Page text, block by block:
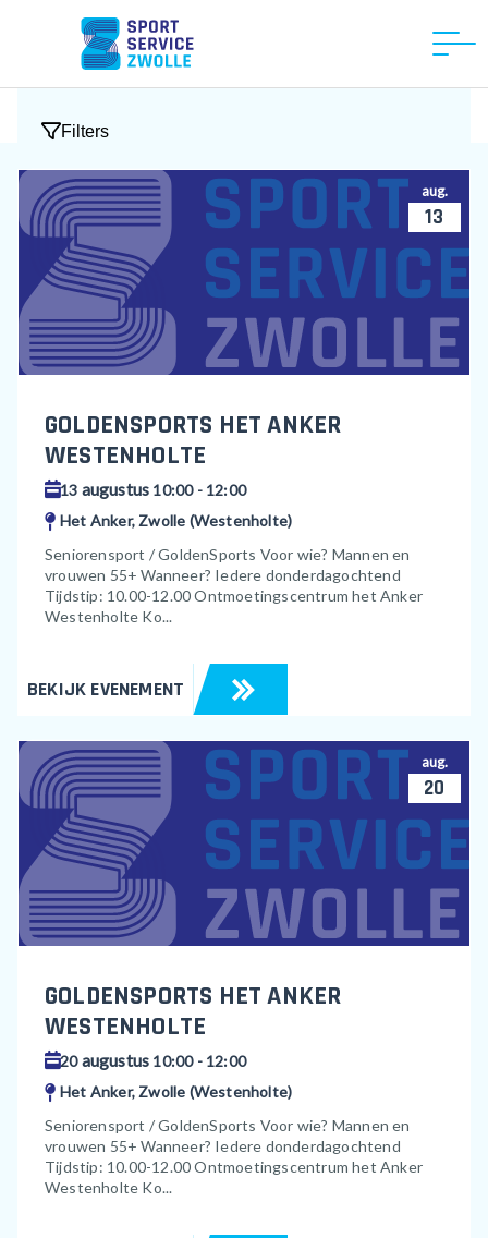
Filters
aug.
13
GOLDENSPORTS HET ANKER
WESTENHOLTE
13 augustus 10:00 - 12:00
Het Anker, Zwolle (Westenholte)
Seniorensport / GoldenSports Voor wie? Mannen en
vrouwen 55+ Wanneer? Iedere donderdagochtend
Tijdstip: 10.00-12.00 Ontmoetingscentrum het Anker
Westenholte Ko...
BEKIJK EVENEMENT
aug.
20
GOLDENSPORTS HET ANKER
WESTENHOLTE
20augustus 10:00 - 12:00
Het Anker, Zwolle (Westenholte)
Seniorensport / GoldenSports Voor wie? Mannen en
vrouwen 55+ Wanneer? Iedere donderdagochtend
Tijdstip: 10.00-12.00 Ontmoetingscentrum het Anker
Westenholte Ko...